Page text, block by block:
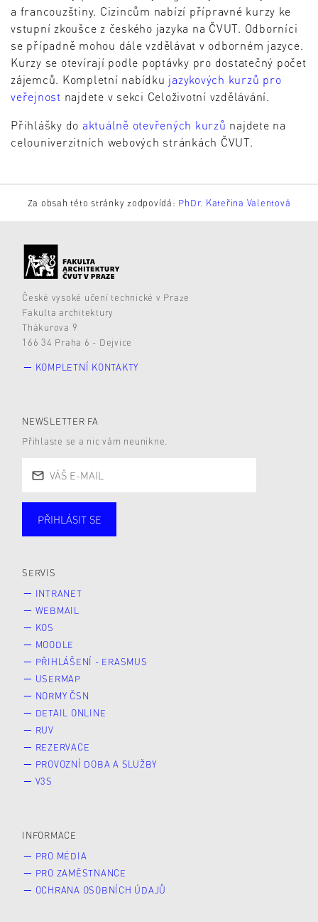
a francouzštiny. Cizincům nabízí přípravné kurzy ke
vstupní zkoušce z českého jazyka na ČVUT. Odborníci
se případně mohou dále vzdělávat v odborném jazyce.
Kurzy se otevírají podle poptávky pro dostatečný počet
zájemců. Kompletní nabídku jazykových kurzů pro
veřejnost najdete v sekci Celoživotní vzdělávání.
Přihlášky do aktuálně otevřených kurzů najdete na
celouniverzitních webových stránkách ČVUT.
Za obsah této stránky zodpovídá: PhDr. Kateřina Valentová
České vysoké učení technické v Praze
Fakulta architektury
Thákurova 9
166 34 Praha 6 - Dejvice
KOMPLETNÍ KONTAKTY
NEWSLETTER FA
Přihlaste se a nic vám neunikne.
PŘIHLÁSIT SE
SERVIS
INTRANET
WEBMAIL
KOS
MOODLE
PŘIHLÁŠENÍ - ERASMUS
USERMAP
NORMY ČSN
DETAIL ONLINE
RUV
REZERVACE
PROVOZNÍ DOBA A SLUŽBY
V3S
INFORMACE
PRO MÉDIA
PRO ZAMĚSTNANCE
OCHRANA OSOBNÍCH ÚDAJŮ